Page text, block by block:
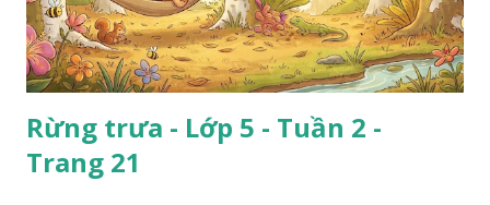
Rừng trưa - Lớp 5 - Tuần 2 -
Trang 21